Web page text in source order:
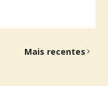
Mais recentes